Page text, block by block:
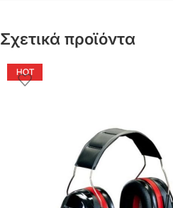
Σχετικά προϊόντα
HOT